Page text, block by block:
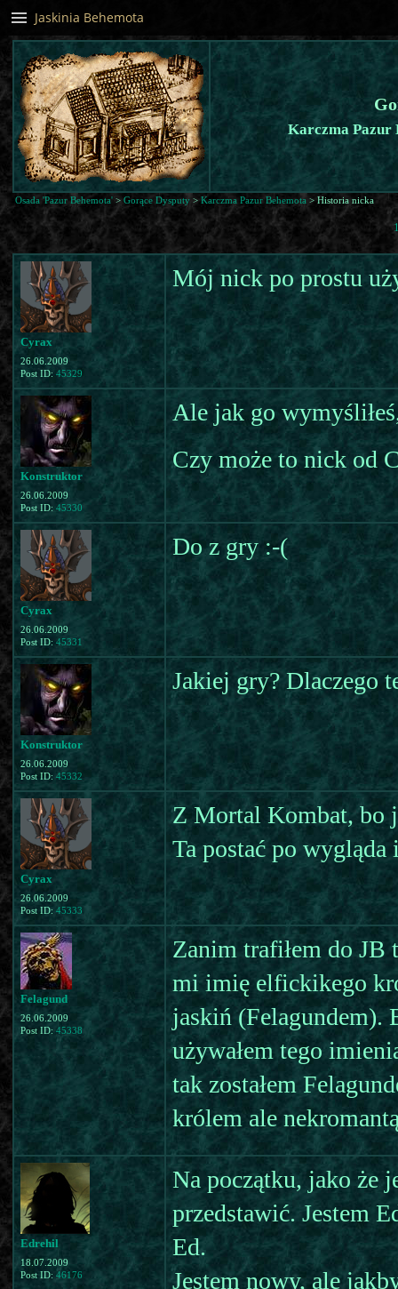
Karczma Pazur
Osada 'Pazur Behemota' > Gorące Dysputy > Karczma Pazur Behemota > Historia nicka
Cyrax
26.06.2009
Post ID: 45329
Mój nick po prostu
Konstruktor
26.06.2009
Post ID: 45330
Ale jak go
Czy może to nick od
Cyrax
26.06.2009
Post ID: 45331
Do z gry :-(
Konstruktor
26.06.2009
Post ID: 45332
Jakiej gry? Dlaczego
Cyrax
26.06.2009
Post ID: 45333
Z Mortal Kombat, bo
Ta postać po wygląda
Felagund
26.06.2009
Post ID: 45338
Zanim trafiłem do JB
mi imię elfickikego
jaskiń (Felagundem).
używałem tego
tak zostałem
królem ale
Edrehil
18.07.2009
Post ID: 46176
Na początku, jako że
przedstawić. Jestem
Ed.
Jestem nowy, ale
Jaskinia Behemota